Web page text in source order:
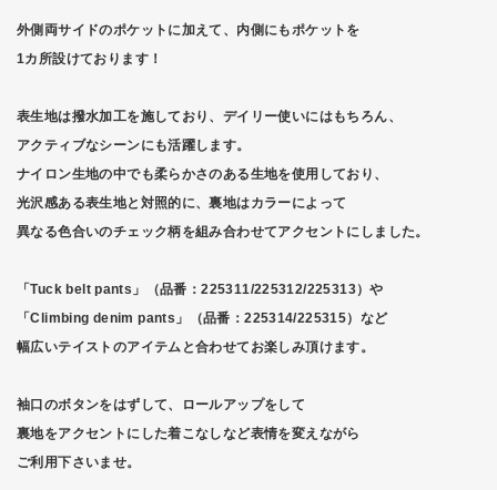
外側両サイドのポケットに加えて、内側にもポケットを
1カ所設けております！
表生地は撥水加工を施しており、デイリー使いにはもちろん、
アクティブなシーンにも活躍します。
ナイロン生地の中でも柔らかさのある生地を使用しており、
光沢感ある表生地と対照的に、裏地はカラーによって
異なる色合いのチェック柄を組み合わせてアクセントにしました。
「Tuck belt pants」（品番：225311/225312/225313）や
「Climbing denim pants」（品番：225314/225315）など
幅広いテイストのアイテムと合わせてお楽しみ頂けます。
袖口のボタンをはずして、ロールアップをして
裏地をアクセントにした着こなしなど表情を変えながら
ご利用下さいませ。